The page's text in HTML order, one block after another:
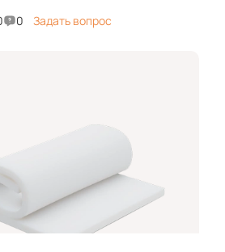
0 Задать вопрос